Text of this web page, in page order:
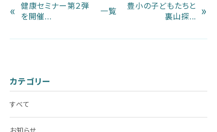
«
健康セミナー第２弾
を開催...
一覧
豊小の子どもたちと
裏山探...
»
カテゴリー
すべて
お知らせ